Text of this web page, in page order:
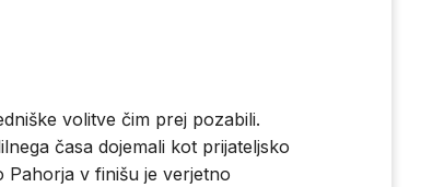
volitve čim prej pozabili.
časa dojemali kot prijateljsko
v finišu je verjetno